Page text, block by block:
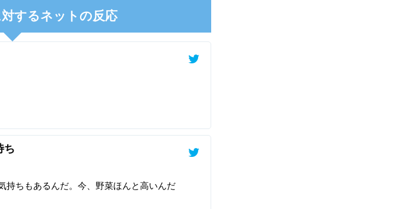
するネットの反応
ち
持ちもあるんだ。今、野菜ほんと高いんだ